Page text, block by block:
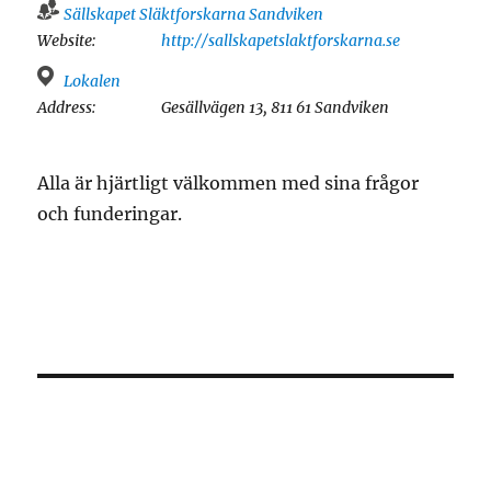
Sällskapet Släktforskarna Sandviken
Website:
http://sallskapetslaktforskarna.se
Lokalen
Address:
Gesällvägen 13, 811 61 Sandviken
Alla är hjärtligt välkommen med sina frågor
och funderingar.